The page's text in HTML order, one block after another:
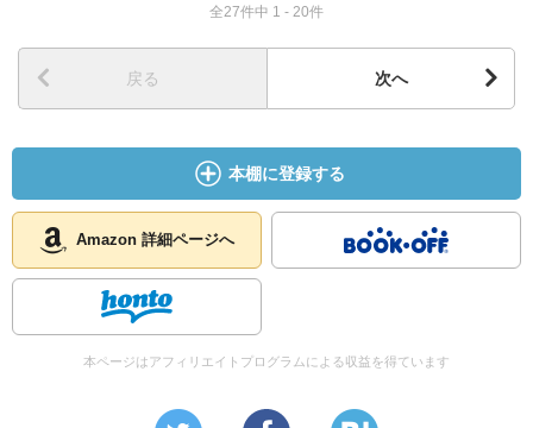
全27件中 1 - 20件
戻る 次へ
本棚に登録する
Amazon 詳細ページへ
本ページはアフィリエイトプログラムによる収益を得ています